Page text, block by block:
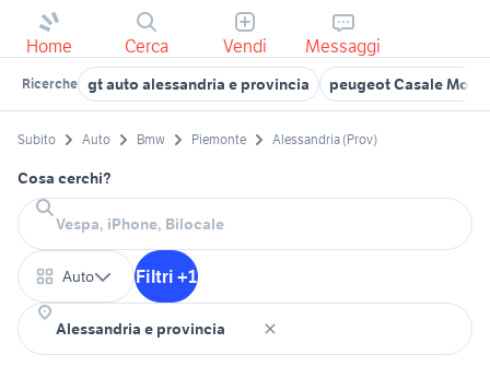
Home Cerca Vendi Messaggi
Ricerche gt auto alessandria e provincia peugeot Casale
Subito Auto Bmw Piemonte Alessandria (Prov)
Cosa cerchi?
Auto Filtri +1